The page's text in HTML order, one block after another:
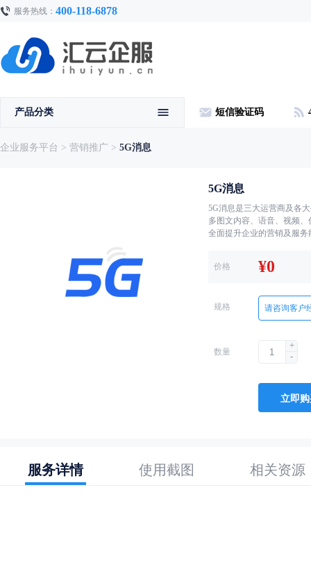
服务热线： 400-118-6878
产品分类 短信验证码
企业服务平台 > 营销推广 > 5G消息
5G消息
5G消息是三大运营商及各
多图文内容、语音、视频
全面提升企业的营销及服务
价格 ¥0
规格 请咨询客户
数量
+
-
立即
服务详情 使用截图 相关资源